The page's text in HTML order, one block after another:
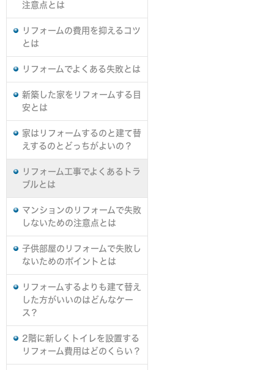
注意点とは
リフォームの費用を抑えるコツ
とは
リフォームでよくある失敗とは
新築した家をリフォームする目
安とは
家はリフォームするのと建て替
えするのとどっちがよいの？
リフォーム工事でよくあるトラ
ブルとは
マンションのリフォームで失敗
しないための注意点とは
子供部屋のリフォームで失敗し
ないためのポイントとは
リフォームするよりも建て替え
した方がいいのはどんなケー
ス？
2階に新しくトイレを設置する
リフォーム費用はどのくらい？